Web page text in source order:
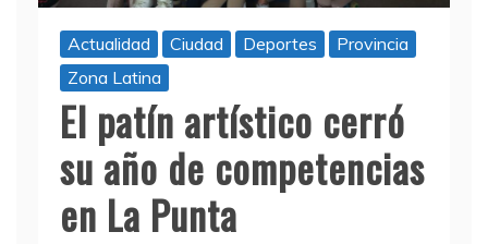
Actualidad Ciudad Deportes
Provincia
Zona Latina
El patín artístico cerró
su año de competencias
en La Punta